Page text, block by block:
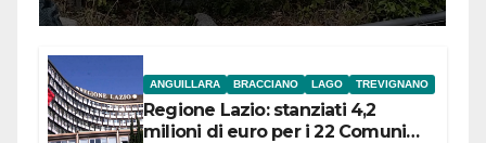
ANGUILLARA BRACCIANO LAGO TREVIGNANO
Regione Lazio: stanziati 4,2
milioni di euro per i 22 Comuni